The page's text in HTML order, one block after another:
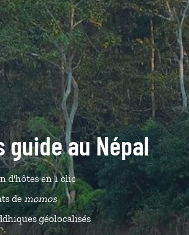
au Népal
d'hôtes en 1 clic
demomos
géolocalisés